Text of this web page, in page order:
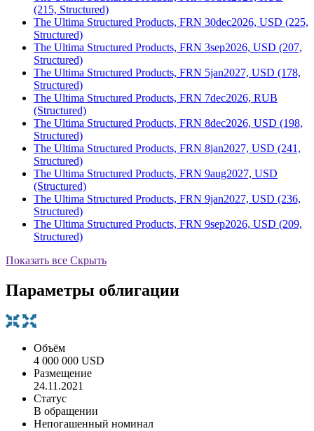
(215, Structured)
The Ultima Structured Products, FRN 30dec2026, USD (225,
Structured)
The Ultima Structured Products, FRN 3sep2026, USD (207,
Structured)
The Ultima Structured Products, FRN 5jan2027, USD (178,
Structured)
The Ultima Structured Products, FRN 7dec2026, RUB
(Structured)
The Ultima Structured Products, FRN 8dec2026, USD (198,
Structured)
The Ultima Structured Products, FRN 8jan2027, USD (241,
Structured)
The Ultima Structured Products, FRN 9aug2027, USD
(Structured)
The Ultima Structured Products, FRN 9jan2027, USD (236,
Structured)
The Ultima Structured Products, FRN 9sep2026, USD (209,
Structured)
Показать все Скрыть
Параметры облигации
Объём
4 000 000 USD
Размещение
24.11.2021
Статус
В обращении
Непогашенный номинал